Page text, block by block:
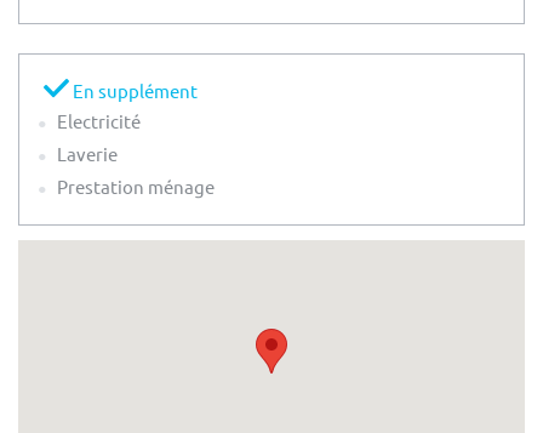
En supplément
Electricité
Laverie
Prestation ménage